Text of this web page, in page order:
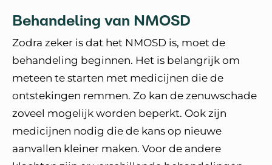
Behandeling van NMOSD
Zodra zeker is dat het NMOSD is, moet de
behandeling beginnen. Het is belangrijk om
meteen te starten met medicijnen die de
ontstekingen remmen. Zo kan de zenuwschade
zoveel mogelijk worden beperkt. Ook zijn
medicijnen nodig die de kans op nieuwe
aanvallen kleiner maken. Voor de andere